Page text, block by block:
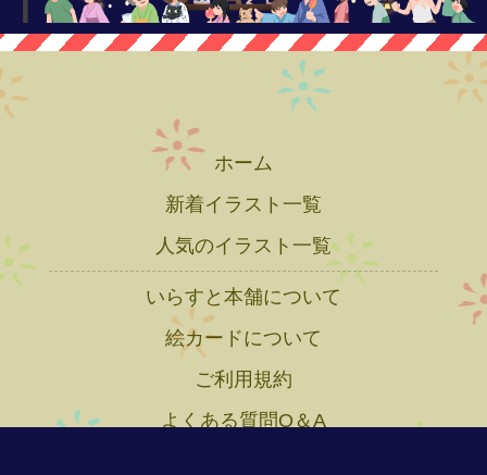
ホーム
新着イラスト一覧
人気のイラスト一覧
いらすと本舗について
絵カードについて
ご利用規約
よくある質問Q＆A